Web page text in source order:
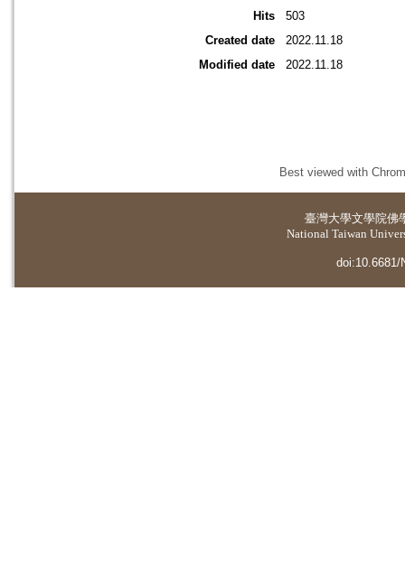
Hits
503
Created date
2022.11.18
Modified date
2022.11.18
Best viewed with
臺灣大學文學院佛
National Taiwan
doi:10.6681/